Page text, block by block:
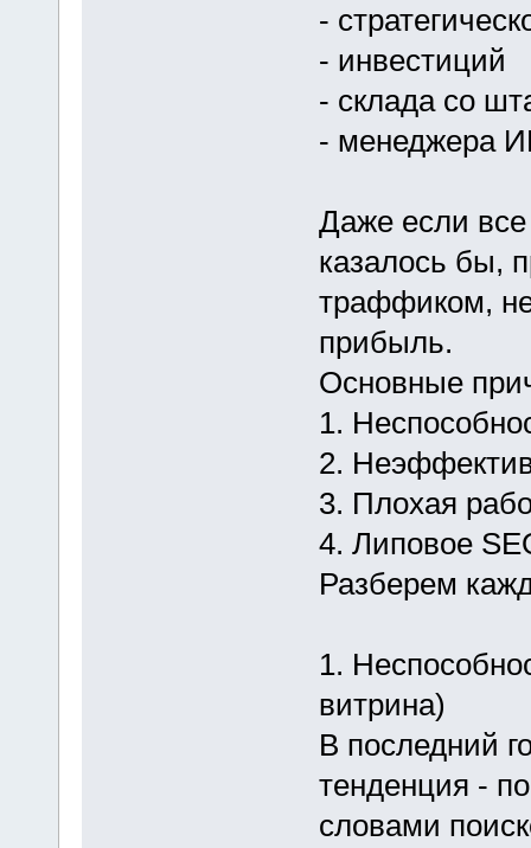
-
- инвестиций
- склада со
- менеджера
Даже если
казалось бы,
траффиком,
прибыль.
Основные
1.
2.
3. Плохая
4. Липовое
Разберем
1.
витрина)
В последний
тенденция -
словами